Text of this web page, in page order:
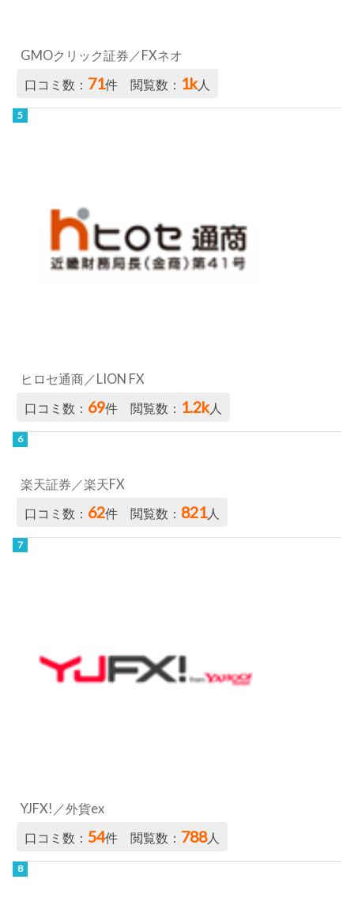
GMOクリック証券／FXネオ
口コミ数： 71件 閲覧数： 1k人
ヒロセ通商／LION FX
口コミ数： 69件 閲覧数： 1.2k人
楽天証券／楽天FX
口コミ数： 62件 閲覧数： 821人
YJFX!／外貨ex
口コミ数：54件 閲覧数： 788人